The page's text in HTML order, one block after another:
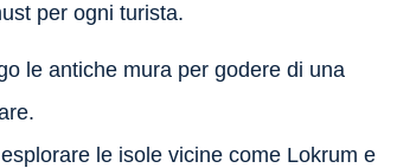
per ogni turista.
le antiche mura per godere di una
le isole vicine come Lokrum e